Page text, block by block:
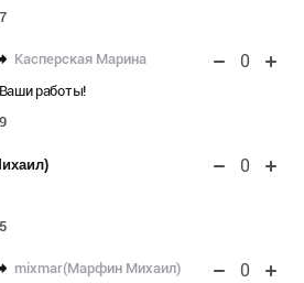
Касперская Марина 0
работы!
0
mixmar(Марфин Михаил) 0